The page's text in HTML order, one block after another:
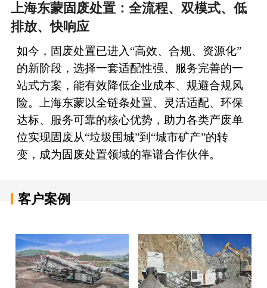
上海东蒙固废处置：全流程、双模式、低
排放、快响应
如今，固废处置已进入“高效、合规、资源化”
的新阶段，选择一套适配性强、服务完善的一
站式方案，能有效降低企业成本、规避合规风
险。上海东蒙以全链条处置、灵活适配、环保
达标、服务可靠的核心优势，助力各类产废单
位实现固废从“垃圾围城”到“城市矿产”的转
变，成为固废处置领域的靠谱合作伙伴。
客户案例